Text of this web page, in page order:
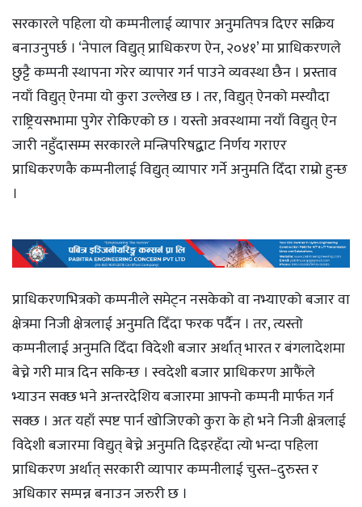
सरकारले पहिला यो कम्पनीलाई व्यापार अनुमतिपत्र दिएर सक्रिय
बनाउनुपर्छ । ‘नेपाल विद्युत् प्राधिकरण ऐन, २०४१’ मा प्राधिकरणले
छुट्टै कम्पनी स्थापना गरेर व्यापार गर्न पाउने व्यवस्था छैन । प्रस्ताव
नयाँ विद्युत् ऐनमा यो कुरा उल्लेख छ । तर, विद्युत् ऐनको मस्यौदा
राष्ट्रियसभामा पुगेर रोकिएको छ । यस्तो अवस्थामा नयाँ विद्युत् ऐन
जारी नहुँदासम्म सरकारले मन्त्रिपरिषद्बाट निर्णय गराएर
प्राधिकरणकै कम्पनीलाई विद्युत् व्यापार गर्ने अनुमति दिँदा राम्रो हुन्छ
।
प्राधिकरणभित्रको कम्पनीले समेट्न नसकेको वा नभ्याएको बजार वा
क्षेत्रमा निजी क्षेत्रलाई अनुमति दिँदा फरक पर्दैन । तर, त्यस्तो
कम्पनीलाई अनुमति दिँदा विदेशी बजार अर्थात् भारत र बंगलादेशमा
बेच्ने गरी मात्र दिन सकिन्छ । स्वदेशी बजार प्राधिकरण आफैंले
भ्याउन सक्छ भने अन्तरदेशिय बजारमा आफ्नो कम्पनी मार्फत गर्न
सक्छ । अतः यहाँ स्पष्ट पार्न खोजिएको कुरा के हो भने निजी क्षेत्रलाई
विदेशी बजारमा विद्युत् बेच्ने अनुमति दिइरहँदा त्यो भन्दा पहिला
प्राधिकरण अर्थात् सरकारी व्यापार कम्पनीलाई चुस्त–दुरुस्त र
अधिकार सम्पन्न बनाउन जरुरी छ ।